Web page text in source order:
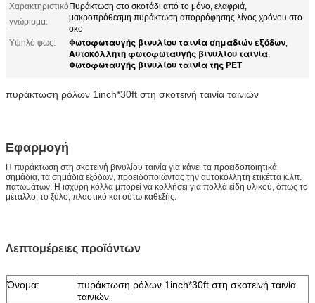
Χαρακτηριστικό
γνώρισμα:
Πυράκτωση στο σκοτάδι από το μόνο, ελαφριά,
μακροπρόθεσμη πυράκτωση απορρόφησης λίγος χρόνου στο
σκο
Υψηλό φως:
Φωτοφωταυγής βινυλίου ταινία σημαδιών εξόδων,
Αυτοκόλλητη φωτοφωταυγής βινυλίου ταινία,
Φωτοφωταυγής βινυλίου ταινία της PET
πυράκτωση ρόλων 1inch*30ft στη σκοτεινή ταινία ταινιών
Εφαρμογή
Η πυράκτωση στη σκοτεινή βινυλίου ταινία για κάνει τα προειδοποιητικά
σημάδια, τα σημάδια εξόδων, προειδοποιώντας την αυτοκόλλητη ετικέττα κ.λπ.
πατωμάτων. Η ισχυρή κόλλα μπορεί να κολλήσει για πολλά είδη υλικού, όπως το
μέταλλο, το ξύλο, πλαστικό και ούτω καθεξής.
Λεπτομέρειες προϊόντων
Όνομα:
πυράκτωση ρόλων 1inch*30ft στη σκοτεινή ταινία
ταινιών